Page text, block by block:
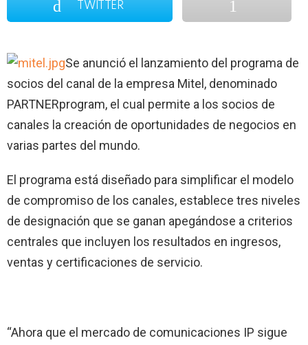
TWITTER
Se anunció el lanzamiento del programa de
socios del canal de la empresa Mitel, denominado
PARTNERprogram, el cual permite a los socios de
canales la creación de oportunidades de negocios en
varias partes del mundo.
El programa está diseñado para simplificar el modelo
de compromiso de los canales, establece tres niveles
de designación que se ganan apegándose a criterios
centrales que incluyen los resultados en ingresos,
ventas y certificaciones de servicio.
“Ahora que el mercado de comunicaciones IP sigue